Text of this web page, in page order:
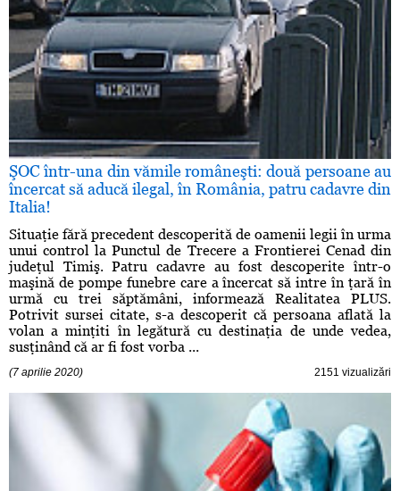
ŞOC într-una din vămile româneşti: două persoane au
încercat să aducă ilegal, în România, patru cadavre din
Italia!
Situaţie fără precedent descoperită de oamenii legii în urma
unui control la Punctul de Trecere a Frontierei Cenad din
judeţul Timiş. Patru cadavre au fost descoperite într-o
maşină de pompe funebre care a încercat să intre în ţară în
urmă cu trei săptămâni, informează Realitatea PLUS.
Potrivit sursei citate, s-a descoperit că persoana aflată la
volan a minţiti în legătură cu destinaţia de unde vedea,
susţinând că ar fi fost vorba ...
(7 aprilie 2020) 2151 vizualizări